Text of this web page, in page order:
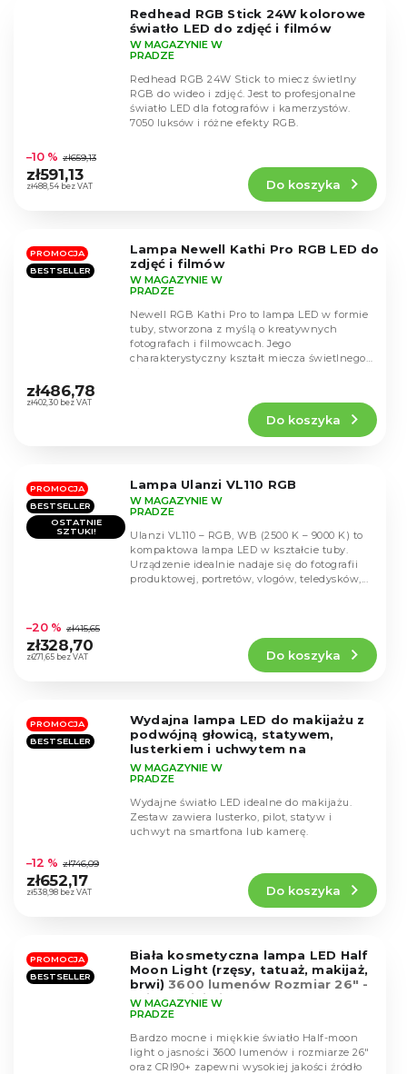
Redhead RGB Stick 24W kolorowe
światło LED do zdjęć i filmów
ocena
produktu
wynosi
gwiazdek.
W MAGAZYNIE W
PRADZE
zł488,54 bez VAT
–10 % zł659,13
zł591,13
Do koszyka
Redhead RGB 24W Stick to miecz świetlny
RGB do wideo i zdjęć. Jest to profesjonalne
światło LED dla fotografów i kamerzystów.
7050 luksów i różne efekty RGB.
PROMOCJA
BESTSELLER
Lampa Newell Kathi Pro RGB LED do
zdjęć i filmów
ocena
produktu
gwiazdek.
W MAGAZYNIE W
PRADZE
zł402,30 bez VAT
zł486,78
Do koszyka
Newell RGB Kathi Pro to lampa LED w formie
tuby, stworzona z myślą o kreatywnych
fotografach i filmowcach. Jego
charakterystyczny kształt miecza świetlnego i
PROMOCJA
BESTSELLER
OSTATNIE
SZTUKI!
Lampa Ulanzi VL110 RGB
ocena
produktu
wynosi
gwiazdek.
W MAGAZYNIE W
PRADZE
zł271,65 bez VAT
–20 % zł415,65
zł328,70
Do koszyka
Ulanzi VL110 – RGB, WB (2500 K – 9000 K) to
kompaktowa lampa LED w kształcie tuby.
Urządzenie idealnie nadaje się do fotografii
produktowej, portretów, vlogów, teledysków,...
PROMOCJA
BESTSELLER
Wydajna lampa LED do makijażu z
podwójną głowicą, statywem,
lusterkiem i uchwytem na
smartfona
ocena
produktu
wynosi
gwiazdek.
W MAGAZYNIE W
PRADZE
zł538,98 bez VAT
–12 % zł746,09
zł652,17
Do koszyka
Wydajne światło LED idealne do makijażu.
Zestaw zawiera lusterko, pilot, statyw i
uchwyt na smartfona lub kamerę.
PROMOCJA
BESTSELLER
Biała kosmetyczna lampa LED Half
Moon Light (rzęsy, tatuaż, makijaż,
brwi) 3600 lumenów Rozmiar 26" -
najbardziej niezawodny model,
zerowa awaryjność
W MAGAZYNIE W
PRADZE
Bardzo mocne i miękkie światło Half-moon
light o jasności 3600 lumenów i rozmiarze 26"
oraz CRI90+ zapewni wysokiej jakości źródło